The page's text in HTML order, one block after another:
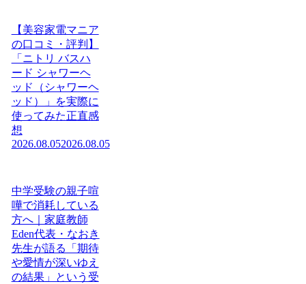
【美容家電マニア
の口コミ・評判】
「ニトリ バスハ
ード シャワーヘ
ッド（シャワーヘ
ッド）」を実際に
使ってみた正直感
想
2026.08.052026.08.05
中学受験の親子喧
嘩で消耗している
方へ｜家庭教師
Eden代表・なおき
先生が語る「期待
や愛情が深いゆえ
の結果」という受